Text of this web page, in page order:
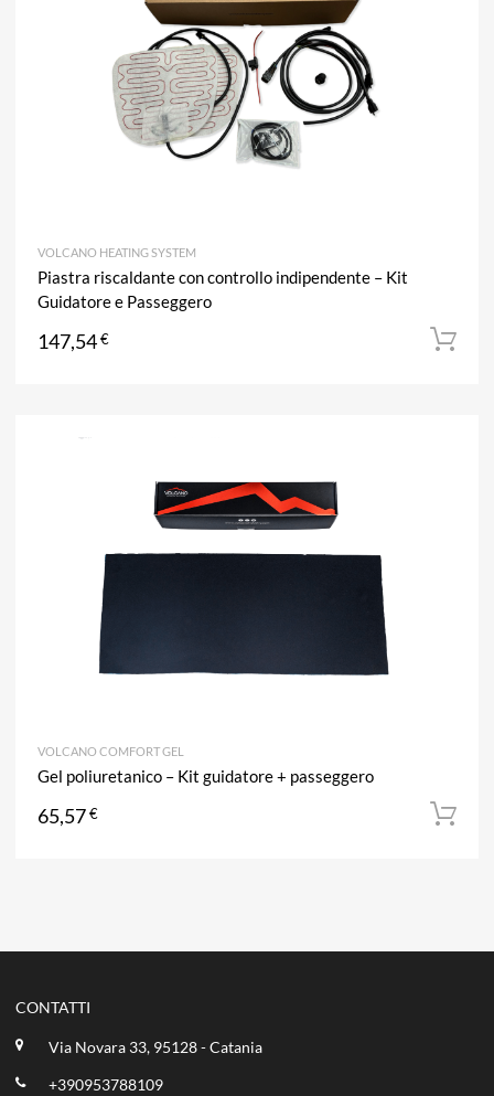
VOLCANO HEATING SYSTEM
Piastra riscaldante con controllo indipendente – Kit
Guidatore e Passeggero
147,54€
VOLCANO COMFORT GEL
Gel poliuretanico – Kit guidatore + passeggero
65,57€
CONTATTI
Via Novara 33, 95128 - Catania
+390953788109